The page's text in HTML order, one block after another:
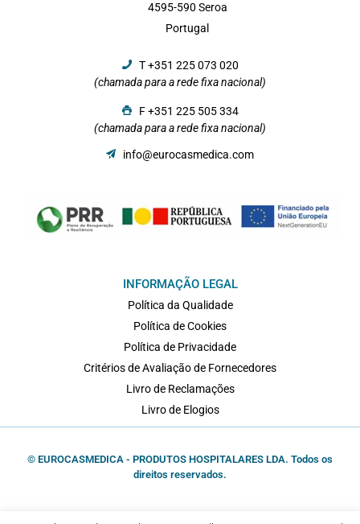
4595-590 Seroa
Portugal
T +351 225 073 020
(chamada para a rede fixa nacional)
F +351 225 505 334
(chamada para a rede fixa nacional)
info@eurocasmedica.com
INFORMAÇÃO LEGAL
Política da Qualidade
Política de Cookies
Política de Privacidade
Critérios de Avaliação de Fornecedores
Livro de Reclamações
Livro de Elogios
© EUROCASMEDICA - PRODUTOS HOSPITALARES LDA. Todos os
direitos reservados.